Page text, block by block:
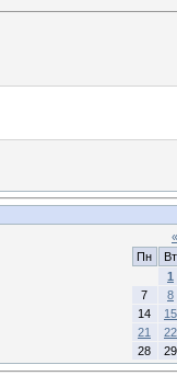
«
Пн
Вт
1
7
8
14
15
21
22
28
29